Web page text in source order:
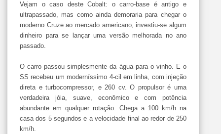
Vejam o caso deste Cobalt: o carro-base é antigo e
ultrapassado, mas como ainda demoraria para chegar o
moderno Cruze ao mercado americano, investiu-se algum
dinheiro para se lançar uma versão melhorada no ano
passado.
O carro passou simplesmente da água para o vinho. E o
SS recebeu um moderníssimo 4-cil em linha, com injeção
direta e turbocompressor, e 260 cv. O propulsor é uma
verdadeira jóia, suave, econômico e com potência
abundante em qualquer rotação. Chega a 100 km/h na
casa dos 5 segundos e a velocidade final ao redor de 250
km/h.